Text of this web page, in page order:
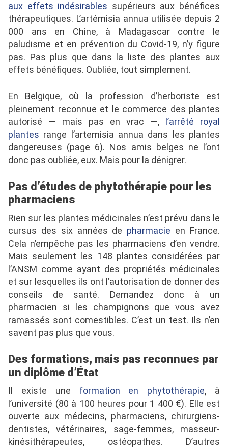
aux effets indésirables supérieurs aux bénéfices
thérapeutiques. L’artémisia annua utilisée depuis 2
000 ans en Chine, à Madagascar contre le
paludisme et en prévention du Covid-19, n’y figure
pas. Pas plus que dans la liste des plantes aux
effets bénéfiques. Oubliée, tout simplement.
En Belgique, où la profession d’herboriste est
pleinement reconnue et le commerce des plantes
autorisé — mais pas en vrac —,
l’arrêté royal
plantes range l’artemisia annua dans les plantes
dangereuses (page 6). Nos amis belges ne l’ont
donc pas oubliée, eux. Mais pour la dénigrer.
Pas d’études de phytothérapie pour les
pharmaciens
Rien sur les plantes médicinales n’est prévu dans le
cursus des six années de pharmacie en France.
Cela n’empêche pas les pharmaciens d’en vendre.
Mais seulement les 148 plantes considérées par
l’ANSM comme ayant des propriétés médicinales
et sur lesquelles ils ont l’autorisation de donner des
conseils de santé. Demandez donc à un
pharmacien si les champignons que vous avez
ramassés sont comestibles. C’est un test. Ils n’en
savent pas plus que vous.
Des formations, mais pas reconnues par
un diplôme d’État
Il existe une formation en phytothérapie, à
l’université (80 à 100 heures pour 1 400 €). Elle est
ouverte aux médecins, pharmaciens, chirurgiens-
dentistes, vétérinaires, sage-femmes, masseur-
kinésithérapeutes, ostéopathes. D’autres